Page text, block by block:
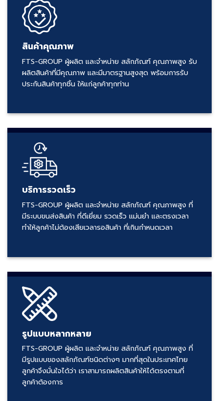
สินค้าคุณภาพ
FTS-GROUP ผู้ผลิต และจำหน่าย สลักภัณฑ์ คุณภาพสูง รับ
ผลิตสินค้าที่มีคุณภาพ และมีมาตรฐานสูงสุด พร้อมการรับ
ประกันสินค้าทุกชิ้น ให้แก่ลูกค้าทุกท่าน
บริการรวดเร็ว
FTS-GROUP ผู้ผลิต และจำหน่าย สลักภัณฑ์ คุณภาพสูง ที่
มีระบบขนส่งสินค้า ที่ดีเยี่ยม รวดเร็ว แม่นยำ และตรงเวลา
ทำให้ลูกค้าไม่ต้องเสียเวลารอสินค้า ที่เกินกำหนดเวลา
รูปแบบหลากหลาย
FTS-GROUP ผู้ผลิต และจำหน่าย สลักภัณฑ์ คุณภาพสูง ที่
มีรูปแบบของสลักภัณฑ์ชนิดต่างๆ มากที่สุดในประเทศไทย
ลูกค้าจึงมั่นใจได้ว่า เราสามารถผลิตสินค้าให้ได้ตรงตามที่
ลูกค้าต้องการ